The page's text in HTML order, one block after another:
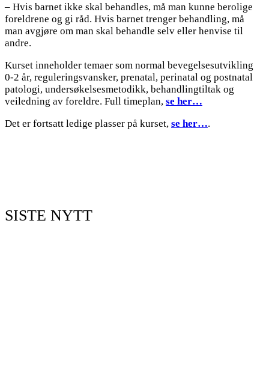
– Hvis barnet ikke skal behandles, må man kunne berolige
foreldrene og gi råd. Hvis barnet trenger behandling, må
man avgjøre om man skal behandle selv eller henvise til
andre.
Kurset inneholder temaer som normal bevegelsesutvikling
0-2 år, reguleringsvansker, prenatal, perinatal og postnatal
patologi, undersøkelsesmetodikk, behandlingtiltak og
veiledning av foreldre. Full timeplan, se her…
Det er fortsatt ledige plasser på kurset, se her….
SISTE NYTT